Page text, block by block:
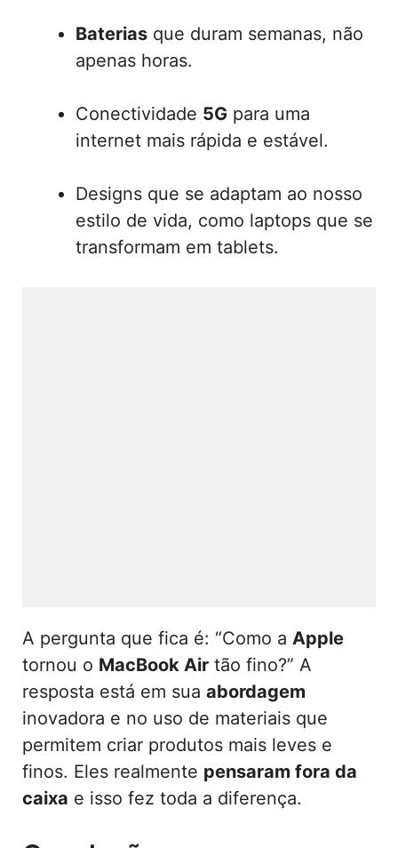
Baterias que duram semanas, não
apenas horas.
Conectividade 5G para uma
internet mais rápida e estável.
Designs que se adaptam ao nosso
estilo de vida, como laptops que se
transformam em tablets.
A pergunta que fica é: “Como a Apple
tornou o MacBook Air tão fino?” A
resposta está em sua abordagem
inovadora e no uso de materiais que
permitem criar produtos mais leves e
finos. Eles realmente pensaram fora da
caixa e isso fez toda a diferença.